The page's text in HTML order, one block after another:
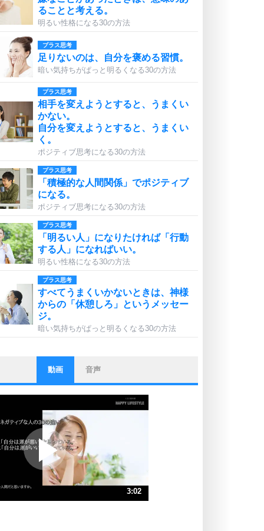
ることと考える。
明るい性格になる30の方法
プラス思考
足りないのは、自分を褒める習慣。
暗い気持ちがぱっと明るくなる30の方法
プラス思考
相手を変えようとすると、うまくい
かない。
自分を変えようとすると、うまくい
く。
ポジティブ思考になる30の方法
プラス思考
「積極的な人間関係」でポジティブ
になる。
ポジティブ思考になる30の方法
プラス思考
「明るい人」になりたければ「行動
する人」になればいい。
明るい性格になる30の方法
プラス思考
すべてうまくいかないときは、神様
からの「休憩しろ」というメッセー
ジ。
暗い気持ちがぱっと明るくなる30の方法
ストレス対策
他人と比べない。
いっそのこと、他人を見ない。
いらいらしない人になる30の方法
プラス思考
ポジティブになれない原因は、行動
しないから。
ポジティブ思考になる30の方法
ストレス対策
動画 音声
3:02